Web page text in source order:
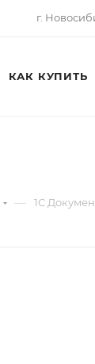
г.
КАК КУПИТЬ
— 1С